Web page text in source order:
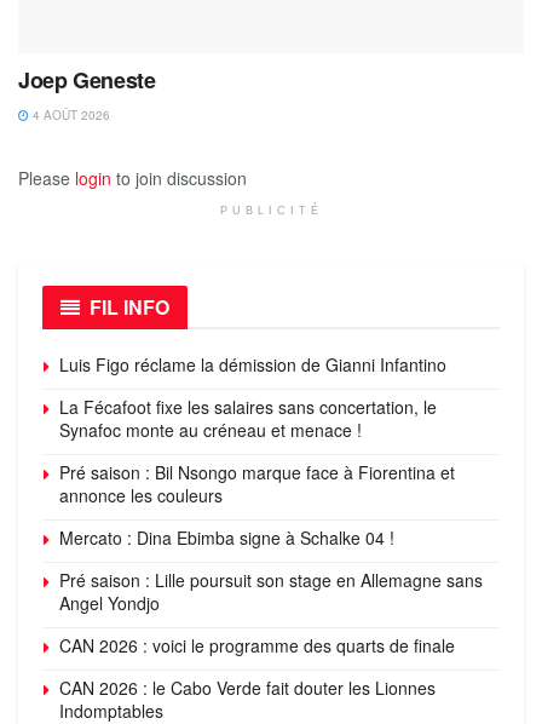
Joep Geneste
4 AOÛT 2026
Please login to join discussion
PUBLICITÉ
FIL INFO
Luis Figo réclame la démission de Gianni Infantino
La Fécafoot fixe les salaires sans concertation, le
Synafoc monte au créneau et menace !
Pré saison : Bil Nsongo marque face à Fiorentina et
annonce les couleurs
Mercato : Dina Ebimba signe à Schalke 04 !
Pré saison : Lille poursuit son stage en Allemagne sans
Angel Yondjo
CAN 2026 : voici le programme des quarts de finale
CAN 2026 : le Cabo Verde fait douter les Lionnes
Indomptables